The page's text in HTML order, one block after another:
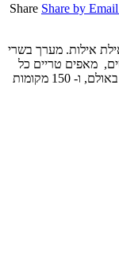
Share Share by Email
אילות. מערך בשרי
מאפים טריים כל
יום ועוד הרבה. מתחם ממוזג, 250 מקומות ישיבה באולם, ו- 150 מקומות